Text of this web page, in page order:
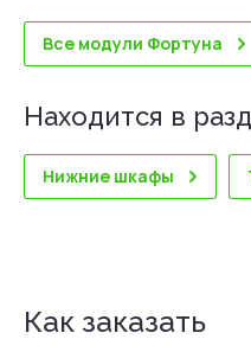
Все модули Фортуна
Находится в
Нижние шкафы
Как заказать